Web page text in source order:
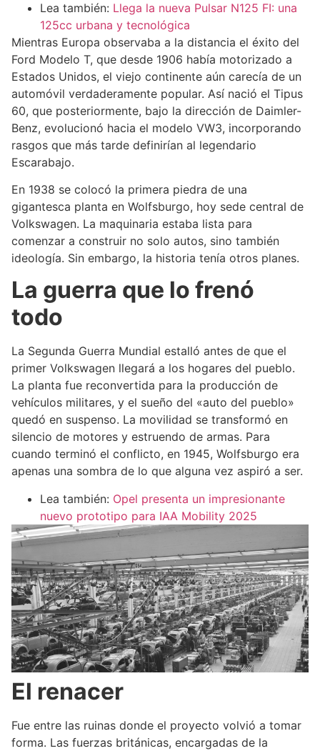
Lea también: Llega la nueva Pulsar N125 FI: una
125cc urbana y tecnológica
Mientras Europa observaba a la distancia el éxito del
Ford Modelo T, que desde 1906 había motorizado a
Estados Unidos, el viejo continente aún carecía de un
automóvil verdaderamente popular. Así nació el Tipus
60, que posteriormente, bajo la dirección de Daimler-
Benz, evolucionó hacia el modelo VW3, incorporando
rasgos que más tarde definirían al legendario
Escarabajo.
En 1938 se colocó la primera piedra de una
gigantesca planta en Wolfsburgo, hoy sede central de
Volkswagen. La maquinaria estaba lista para
comenzar a construir no solo autos, sino también
ideología. Sin embargo, la historia tenía otros planes.
La guerra que lo frenó
todo
La Segunda Guerra Mundial estalló antes de que el
primer Volkswagen llegará a los hogares del pueblo.
La planta fue reconvertida para la producción de
vehículos militares, y el sueño del «auto del pueblo»
quedó en suspenso. La movilidad se transformó en
silencio de motores y estruendo de armas. Para
cuando terminó el conflicto, en 1945, Wolfsburgo era
apenas una sombra de lo que alguna vez aspiró a ser.
Lea también: Opel presenta un impresionante
nuevo prototipo para IAA Mobility 2025
El renacer
Fue entre las ruinas donde el proyecto volvió a tomar
forma. Las fuerzas británicas, encargadas de la